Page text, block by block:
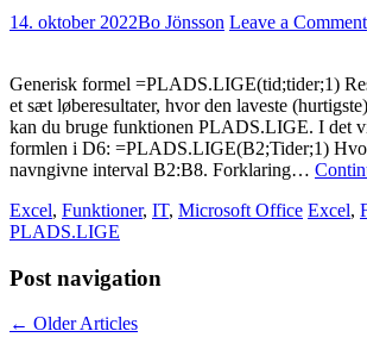
14. oktober 2022Bo Jönsson Leave a Comment
Generisk formel =PLADS.LIGE(tid;tider;1)
et sæt løberesultater, hvor den laveste
kan du bruge funktionen PLADS.LIGE. I det
formlen i D6: =PLADS.LIGE(B2;Tider;1)
navngivne interval B2:B8. Forklaring…
Excel, Funktioner, IT, Microsoft Office Excel,
PLADS.LIGE
Post navigation
← Older Articles